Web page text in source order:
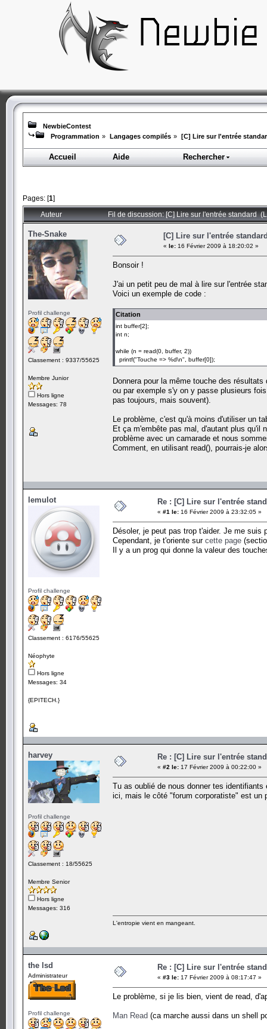
NewbieContest
Programmation » Langages compilés » [C] Lire sur l'entrée
Accueil Aide Rechercher
Pages: [1]
Auteur Fil de discussion: [C] Lire sur l'entrée standard
The-Snake
Profil challenge
Classement : 9337/55625
Membre Junior
Hors ligne
Messages: 78
[C] Lire sur l'entrée
« le: 16 Février 2009 à 18:20:02 »
Bonsoir !
J'ai un petit peu de mal à lire sur l'entrée
Voici un exemple de code :
Citation
int buffer[2];
int n;
while (n = read(0, buffer, 2))
printf("Touche => %d\n", buffer[0]);
Donnera pour la même touche des
ou par exemple s'y on y passe plusieurs
pas toujours, mais souvent).
Le problème, c'est qu'à moins d'utiliser un
Et ça m'embête pas mal, d'autant plus qu'il
problème avec un camarade et nous
Comment, en utilisant read(), pourrais-je
lemulot
Profil challenge
Classement : 6176/55625
Néophyte
Hors ligne
Messages: 34
{EPITECH.}
Re : [C] Lire sur l'entrée
« #1 le: 16 Février 2009 à 23:32:05 »
Désoler, je peut pas trop t'aider. Je me suis
Cependant, je t'oriente sur cette page
Il y a un prog qui donne la valeur des
harvey
Profil challenge
Classement : 18/55625
Membre Senior
Hors ligne
Messages: 316
Re : [C] Lire sur l'entrée
« #2 le: 17 Février 2009 à 00:22:00 »
Tu as oublié de nous donner tes
ici, mais le côté "forum corporatiste" est un
L'entropie vient en mangeant.
the lsd
Administrateur
Profil challenge
Re : [C] Lire sur l'entrée
« #3 le: 17 Février 2009 à 08:17:47 »
Le problème, si je lis bien, vient de read,
Man Read (ca marche aussi dans un shell